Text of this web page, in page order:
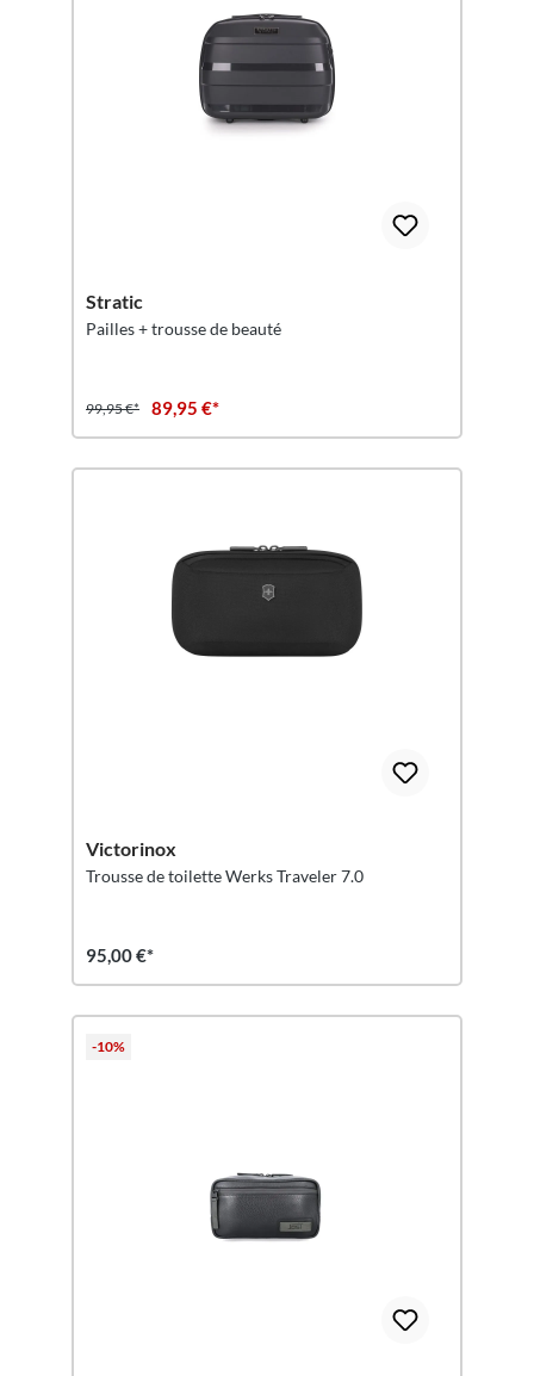
Stratic
Pailles + trousse de beauté
99,95 €* 89,95 €*
Victorinox
Trousse de toilette Werks Traveler 7.0
95,00 €*
-10%